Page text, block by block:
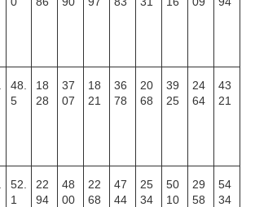
48.
5
18
28
37
07
18
21
36
78
20
68
39
25
24
64
43
21
52.
1
22
94
48
00
22
68
47
44
25
34
50
10
29
58
54
34